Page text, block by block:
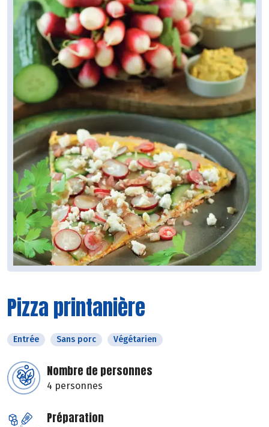
Pizza printanière
Entrée Sans porc Végétarien
Nombre de personnes
4 personnes
Préparation